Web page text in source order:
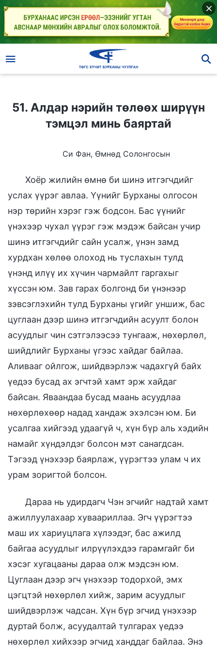
51. Алдар нэрийн төлөөх ширүүн
тэмцэл минь баяртай
Си Фан, Өмнөд Солонгосын
Хоёр жилийн өмнө би шинэ итгэгчдийг
услах үүрэг авлаа. Үүнийг Бурханы олгосон
нэр төрийн хэрэг гэж бодсон. Бас үүнийг
үнэхээр чухал үүрэг гэж мэдэж байсан учир
шинэ итгэгчдийг сайн усалж, үнэн замд
хурдхан хөлөө олоход нь туслахын тулд
үнэнд илүү их хүчин чармайлт гаргахыг
хүссэн юм. Зав гарах болгонд би үнэнээр
зэвсэглэхийн тулд Бурханы үгийг уншиж, бас
цуглаан дээр шинэ итгэгчдийн асуулт болон
асуудлыг чин сэтгэлээсээ тунгааж, нөхөрлөл,
шийдлийг Бурханы үгээс хайдаг байлаа.
Аливааг ойлгож, шийдвэрлэж чадахгүй байх
үедээ бусад ах эгчтэй хамт эрж хайдаг
байсан. Яваандаа бусад маань асуудлаа
нөхөрлөхөөр надад хандаж эхэлсэн юм. Би
усалгаа хийгээд удаагүй ч, хүн бүр аль хэдийн
намайг хүндэлдэг болсон мэт санагдсан.
Тэгээд үнэхээр баярлаж, үүрэгтээ улам ч их
урам зоригтой болсон.
Дараа нь удирдагч Чэн эгчийг надтай хамт
ажиллуулахаар хуваариллаа. Эгч үүрэгтээ
маш их хариуцлага хүлээдэг, бас ажилд
байгаа асуудлыг илрүүлэхдээ гарамгайг би
хэсэг хугацааны дараа олж мэдсэн юм.
Цуглаан дээр эгч үнэхээр тодорхой, эмх
цэгцтэй нөхөрлөл хийж, зарим асуудлыг
шийдвэрлэж чадсан. Хүн бүр эгчид үнэхээр
дуртай болж, асуудалтай тулгарах үедээ
нөхөрлөл хийхээр эгчид ханддаг байлаа. Энэ